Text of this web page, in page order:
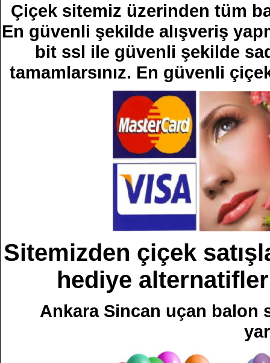
Çiçek sitemiz üzerinden tüm
En güvenli şekilde alışveriş
bit ssl ile güvenli şekilde
tamamlarsınız. En güvenli
Sitemizden çiçek
hediye
Ankara Sincan uçan balon